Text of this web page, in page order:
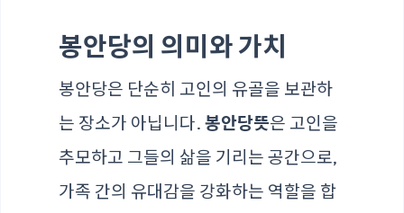
봉안당의 의미와 가치
봉안당은 단순히 고인의 유골을 보관하
는 장소가 아닙니다. 봉안당뜻은 고인을
추모하고 그들의 삶을 기리는 공간으로,
가족 간의 유대감을 강화하는 역할을 합